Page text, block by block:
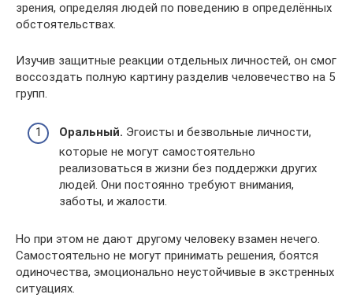
зрения, определяя людей по поведению в определённых
обстоятельствах.
Изучив защитные реакции отдельных личностей, он смог
воссоздать полную картину разделив человечество на 5
групп.
Оральный. Эгоисты и безвольные личности,
которые не могут самостоятельно
реализоваться в жизни без поддержки других
людей. Они постоянно требуют внимания,
заботы, и жалости.
Но при этом не дают другому человеку взамен нечего.
Самостоятельно не могут принимать решения, боятся
одиночества, эмоционально неустойчивые в экстренных
ситуациях.